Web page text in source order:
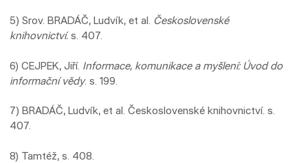
5) Srov. BRADÁČ, Ludvík, et al. Československé
knihovnictví.s. 407.
6) CEJPEK, Jiří. Informace, komunikace a myšlení: Úvod do
informační vědy. s. 199.
7) BRADÁČ, Ludvík, et al. Československé knihovnictví. s.
407.
8) Tamtéž, s. 408.